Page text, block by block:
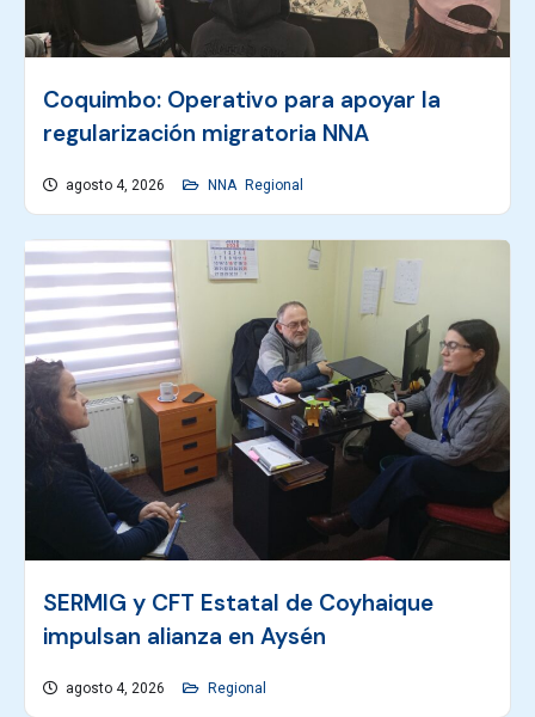
Coquimbo: Operativo para apoyar la
regularización migratoria NNA
agosto 4, 2026 NNA Regional
SERMIG y CFT Estatal de Coyhaique
impulsan alianza en Aysén
agosto 4, 2026 Regional